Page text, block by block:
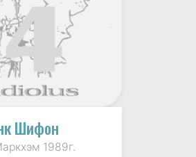
Шифон
1989г.